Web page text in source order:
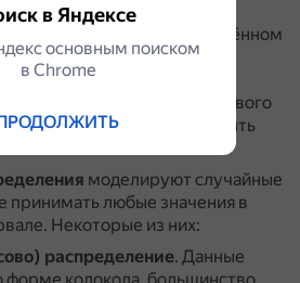
событие за
времени или в определённом
для достижения первого
успеха должна быть
моделируют случайные
принимать любые значения в
Некоторые из них:
распределение. Данные
в Яндексе
основным поиском
в Сhrome